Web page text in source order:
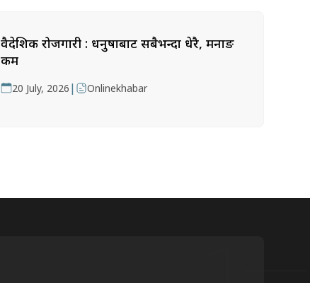
वैदेशिक रोजगारी : धनुषाबाट सबैभन्दा धेरै, मनाङ
कम
20 July, 2026 | Onlinekhabar